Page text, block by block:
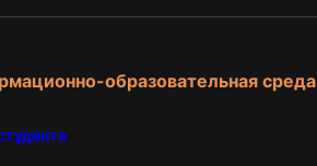
образовательная среда